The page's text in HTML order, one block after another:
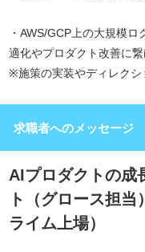
・AWS/GCP上の大規模
適化やプロダクト改善に繋
※施策の実装やディレクシ
求職者へのメッセージ
AIプロダクトの成
ト（グロース担
ライム上場）